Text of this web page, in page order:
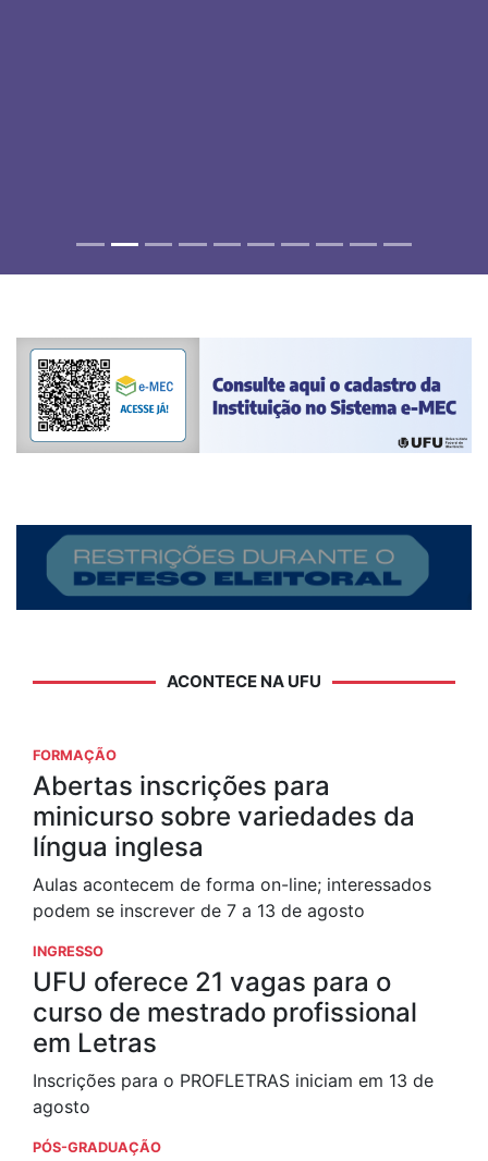
ACONTECE NA UFU
FORMAÇÃO
Abertas inscrições para
minicurso sobre variedades da
língua inglesa
Aulas acontecem de forma on-line; interessados
podem se inscrever de 7 a 13 de agosto
INGRESSO
UFU oferece 21 vagas para o
curso de mestrado profissional
em Letras
Inscrições para o PROFLETRAS iniciam em 13 de
agosto
PÓS-GRADUAÇÃO